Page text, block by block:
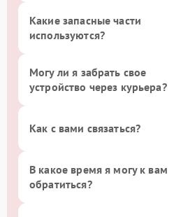
Какие запасные части
используются?
Могу ли я забрать свое
устройство через курьера?
Как с вами связаться?
В какое время я могу к вам
обратиться?